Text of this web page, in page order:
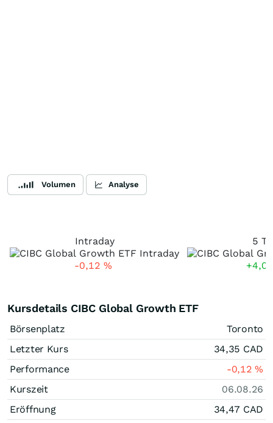
Volumen Analyse
Intraday
-0,12 %
5
Kursdetails CIBC Global Growth ETF
Börsenplatz
Toronto
Letzter Kurs
34,35 CAD
Performance
-0,12%
Kurszeit
06.08.26
Eröffnung
34,47 CAD